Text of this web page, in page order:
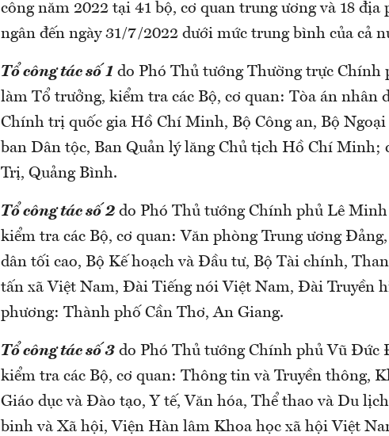
công năm 2022 tại 41 bộ, cơ quan trung ương và 18 địa
ngân đến ngày 31/7/2022 dưới mức trung bình của cả
Tổ công tác số 1 do Phó Thủ tướng Thường trực
làm Tổ trưởng, kiểm tra các Bộ, cơ quan: Tòa án nhân
Chính trị quốc gia Hồ Chí Minh, Bộ Công an, Bộ Ngoại
ban Dân tộc, Ban Quản lý lăng Chủ tịch Hồ Chí Minh;
Trị, Quảng Bình.
Tổ công tác số 2 do Phó Thủ tướng Chính phủ Lê
kiểm tra các Bộ, cơ quan: Văn phòng Trung ương
dân tối cao, Bộ Kế hoạch và Đầu tư, Bộ Tài chính,
tấn xã Việt Nam, Đài Tiếng nói Việt Nam, Đài Truyền
phương: Thành phố Cần Thơ, An Giang.
Tổ công tác số 3 do Phó Thủ tướng Chính phủ Vũ Đức
kiểm tra các Bộ, cơ quan: Thông tin và Truyền thông,
Giáo dục và Đào tạo, Y tế, Văn hóa, Thể thao và Du
binh và Xã hội, Viện Hàn lâm Khoa học xã hội Việt